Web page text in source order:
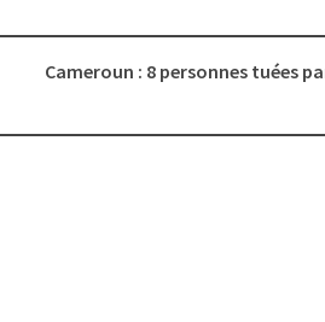
Cameroun : 8 personnes tuées